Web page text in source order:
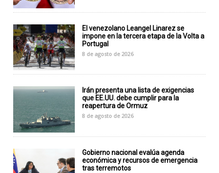
El venezolano Leangel Linarez se
impone en la tercera etapa de la Volta a
Portugal
8 de agosto de 2026
Irán presenta una lista de exigencias
que EE.UU. debe cumplir para la
reapertura de Ormuz
8 de agosto de 2026
Gobierno nacional evalúa agenda
económica y recursos de emergencia
tras terremotos